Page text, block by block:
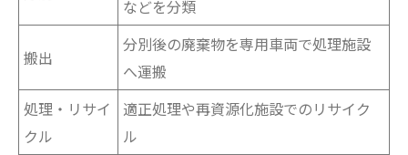
などを分類
搬出
分別後の廃棄物を専用車両で処理施設
へ運搬
処理・リサイ
クル
適正処理や再資源化施設でのリサイク
ル